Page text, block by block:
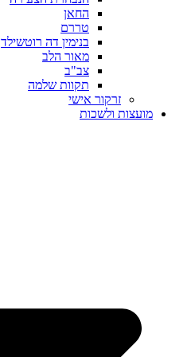
החאן
טררם
בנימין דה רוטשילד
מאור הלב
צב"ב
תקוות שלמה
זרקור אישי
מועצות ולשכות